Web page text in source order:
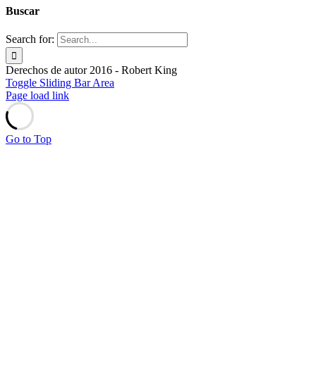
Buscar
Search for:
Derechos de autor 2016 - Robert King
Toggle Sliding Bar Area
Page load link
Go to Top